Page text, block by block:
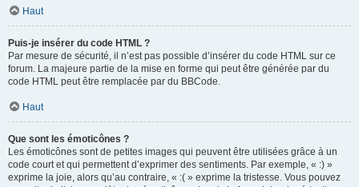
Haut
Puis-je insérer du code HTML ?
Par mesure de sécurité, il n’est pas possible d’insérer du code HTML sur ce
forum. La majeure partie de la mise en forme qui peut être générée par du
code HTML peut être remplacée par du BBCode.
Haut
Que sont les émoticônes ?
Les émoticônes sont de petites images qui peuvent être utilisées grâce à un
code court et qui permettent d’exprimer des sentiments. Par exemple, « :) »
exprime la joie, alors qu’au contraire, « :( » exprime la tristesse. Vous pouvez